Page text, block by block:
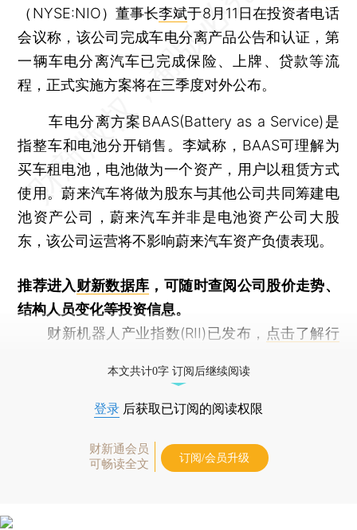
（NYSE:NIO）董事长李斌于8月11日在投资者电话
会议称，该公司完成车电分离产品公告和认证，第
一辆车电分离汽车已完成保险、上牌、贷款等流
程，正式实施方案将在三季度对外公布。
车电分离方案BAAS(Battery as a Service)是
指整车和电池分开销售。李斌称，BAAS可理解为
买车租电池，电池做为一个资产，用户以租赁方式
使用。蔚来汽车将做为股东与其他公司共同筹建电
池资产公司，蔚来汽车并非是电池资产公司大股
东，该公司运营将不影响蔚来汽车资产负债表现。
推荐进入财新数据库 ，可随时查阅公司股价走势、
结构人员变化等投资信息。
财新机器人产业指数(RII)已发布， 点击了解行
本文共计0字 订阅后继续阅读
登录 后获取已订阅的阅读权限
财新通会员
可畅读全文
订阅/会员升级